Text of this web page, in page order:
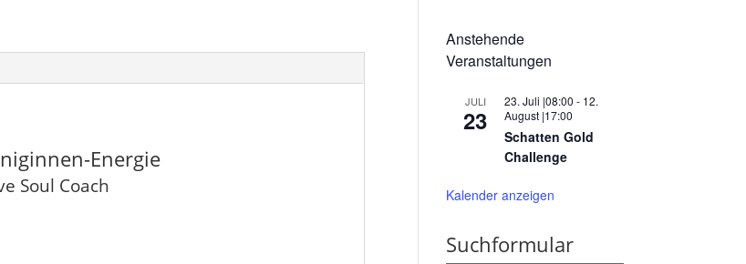
Energie
Soul Coach
Anstehende
Veranstaltungen
JULI
23
23. Juli |08:00 - 12.
August |17:00
Schatten Gold
Challenge
Kalender anzeigen
Suchformular